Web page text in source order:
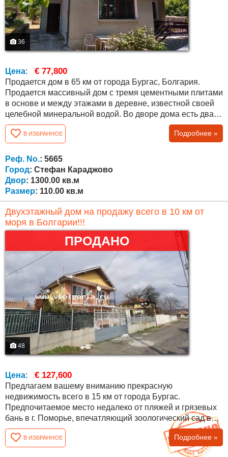
36
Цена: € 77,800
Продается дом в 65 км от города Бургас, Болгария.
Продается массивный дом с тремя цементными плитами
в основе и между этажами в деревне, известной своей
целебной минеральной водой. Во дворе дома есть два
больших подсобных помещения для инструментов,
инвентаря и других вещей. Соседи живут круглый год.
Недвижимость пригодна для проживания. Все работает.
Есть парковочное место на три машины, большой
просторный двор площадью 1300...
В ИЗБРАННОЕ Подробнее »
Реф. No.: 5665
Город: Стефан Караджово
Двор: 1300.00 кв.м
Размер: 110.00 кв.м
Двухэтажный дом на продажу всего в 10 км от
моря в Болгарии!!!
ПРОДАНО
48
Цена: € 127,600
Предлагаем вашему вниманию прекрасную
недвижимость всего в 15 км от города Бургас.
Предпочитаемое место недалеко от пляжей и грязевых
бань в г. Поморье, впечатляющий зоологический сад в
Бургасе, с быстрым доступом к аэропорту Сарафово .
Недвижимость имеет площадь 140 кв. м., отличное
местоположение и с выходом на асфальтированную
В ИЗБРАННОЕ Подробнее »